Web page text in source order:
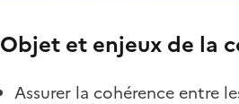
Objet et enjeux de la
Assurer la cohérence entre